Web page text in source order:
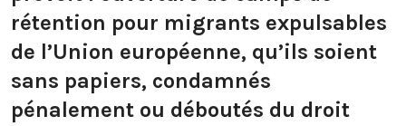
rétention pour migrants expulsables
de l’Union européenne, qu’ils soient
sans papiers, condamnés
pénalement ou déboutés du droit